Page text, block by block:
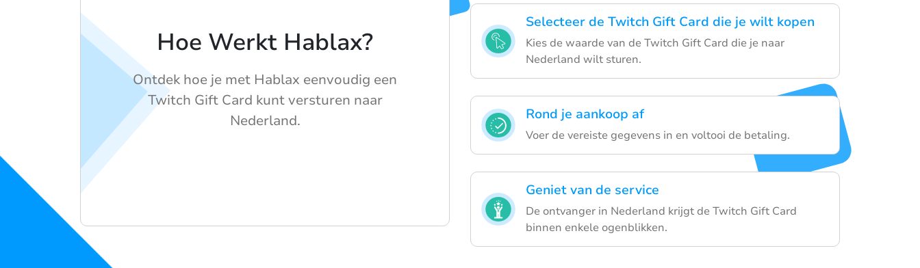
Selecteer de Twitch Gift Card die je wilt kopen
Kies de waarde van de Twitch Gift Card die je naar
Nederland wilt sturen.
Rond je aankoop af
Voer de vereiste gegevens in en voltooi de betaling.
Geniet van de service
De ontvanger in Nederland krijgt de Twitch Gift Card
binnen enkele ogenblikken.
Hoe Werkt Hablax?
Ontdek hoe je met Hablax eenvoudig een
Twitch Gift Card kunt versturen naar
Nederland.